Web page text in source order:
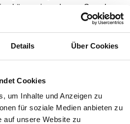
Details Über Cookies
Cookies
um Inhalte und Anzeigen zu
für soziale Medien anbieten zu
auf unsere Website zu
können in mehreren Sprachen
abgespeichert werden.